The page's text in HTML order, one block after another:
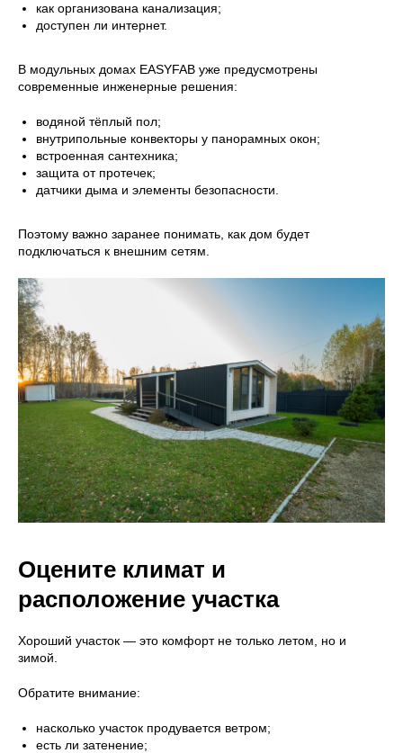
как организована канализация;
доступен ли интернет.
В модульных домах EASYFAB уже предусмотрены
современные инженерные решения:
водяной тёплый пол;
внутрипольные конвекторы у панорамных окон;
встроенная сантехника;
защита от протечек;
датчики дыма и элементы безопасности.
Поэтому важно заранее понимать, как дом будет
подключаться к внешним сетям.
Оцените климат и
расположение участка
Хороший участок — это комфорт не только летом, но и
зимой.
Обратите внимание:
насколько участок продувается ветром;
есть ли затенение;